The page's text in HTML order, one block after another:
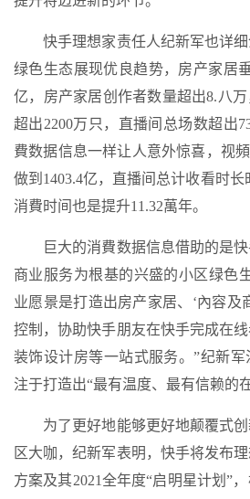
快手理想家责任人纪新军也详细
绿色生态展现优良趋势，房产家居
亿，房产家居创作者数量超出8.八
超出2200万只，直播间总场数超出
費数据信息一样让人意外惊喜，视
做到1403.4亿，直播间总计收看时长
消費时间也是提升11.32萬年。
巨大的消費数据信息借助的是快
商业服务为根基的兴盛的小区绿色
业愿景是打造出房产家居、‘內容及
控制，协助快手朋友在快手完成在线
装饰设计房等一站式服务。”纪新
注于打造出“最有温度、最有信赖的
为了更好地能够更好地颠覆式创
区大咖，纪新军表明，快手将发布
方案及其2021全年度“启明星计划”